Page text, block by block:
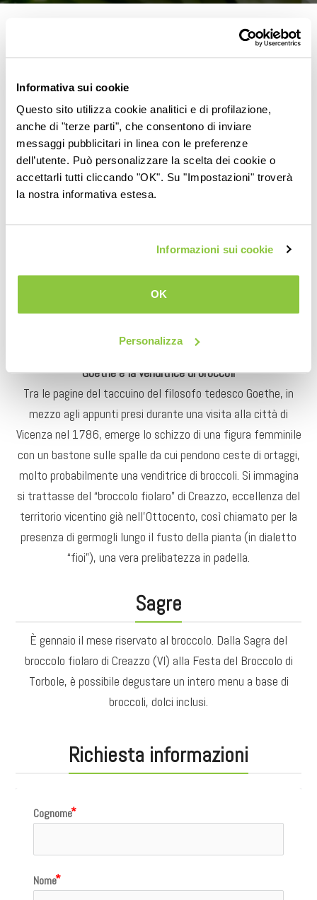
Informativa sui cookie
Questo sito utilizza cookie analitici e di profilazione,
anche di "terze parti", che consentono di inviare
messaggi pubblicitari in linea con le preferenze
dell’utente. Può personalizzare la scelta dei cookie o
accettarli tutti cliccando "OK". Su "Impostazioni" troverà
la nostra informativa estesa.
Informazioni sui cookie
OK
Personalizza
Cugino del cavolfiore, il broccolo o cavolo broccolo è una
ramificazioni e germogli che proteggono il frutto,
tipicamente verde scuro o tendente al violaceo, dal sapore
deciso.
Conservazione prodotto
Il frutto del broccolo, come quello del cavolfiore, è
naturalmente protetto dalle sue foglie. È consigliabile
conserva la freschezza, i sali minerali e le vitamine.
Curiosità
Goethe e la venditrice di broccoli
Tra le pagine del taccuino del filosofo tedesco Goethe, in
mezzo agli appunti presi durante una visita alla città di
Vicenza nel 1786, emerge lo schizzo di una figura femminile
con un bastone sulle spalle da cui pendono ceste di ortaggi,
molto probabilmente una venditrice di broccoli. Si immagina
si trattasse del “broccolo fiolaro” di Creazzo, eccellenza del
territorio vicentino già nell’Ottocento, così chiamato per la
presenza di germogli lungo il fusto della pianta (in dialetto
“fioi”), una vera prelibatezza in padella.
Sagre
È gennaio il mese riservato al broccolo. Dalla Sagra del
broccolo fiolaro di Creazzo (VI) alla Festa del Broccolo di
Torbole, è possibile degustare un intero menu a base di
broccoli, dolci inclusi.
Richiesta informazioni
Cognome
Nome